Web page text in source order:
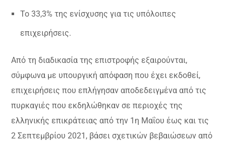
Το 33,3% της ενίσχυσης για τις υπόλοιπες
επιχειρήσεις.
Από τη διαδικασία της επιστροφής εξαιρούνται,
σύμφωνα με υπουργική απόφαση που έχει εκδοθεί,
επιχειρήσεις που επλήγησαν αποδεδειγμένα από τις
πυρκαγιές που εκδηλώθηκαν σε περιοχές της
ελληνικής επικράτειας από την 1η Μαΐου έως και τις
2 Σεπτεμβρίου 2021, βάσει σχετικών βεβαιώσεων από